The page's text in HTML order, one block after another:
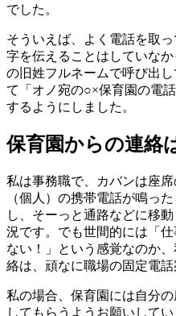
でした。
そういえば、よく電話を取
字を伝えることはしていな
の旧姓フルネームで呼び出
て「オノ宛の○×保育園の電
するようにしました。
保育園からの連絡
私は事務職で、カバンは座
（個人）の携帯電話が鳴っ
し、そーっと通路などに移
況です。でも世間的には「
ない！」という感覚なのか
絡は、頑なに職場の固定電話
私の場合、保育園には自分
してもらうようお願いして